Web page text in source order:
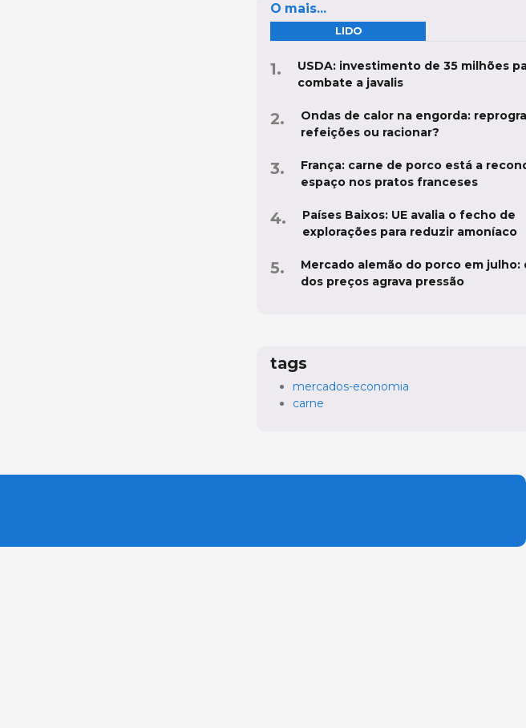
O mais...
LIDO
USDA: investimento de 35 milhões
combate a javalis
Ondas de calor na engorda:
refeições ou racionar?
França: carne de porco está a
espaço nos pratos franceses
Países Baixos: UE avalia o fecho de
explorações para reduzir amoníaco
Mercado alemão do porco em julho:
dos preços agrava pressão
tags
mercados-economia
carne